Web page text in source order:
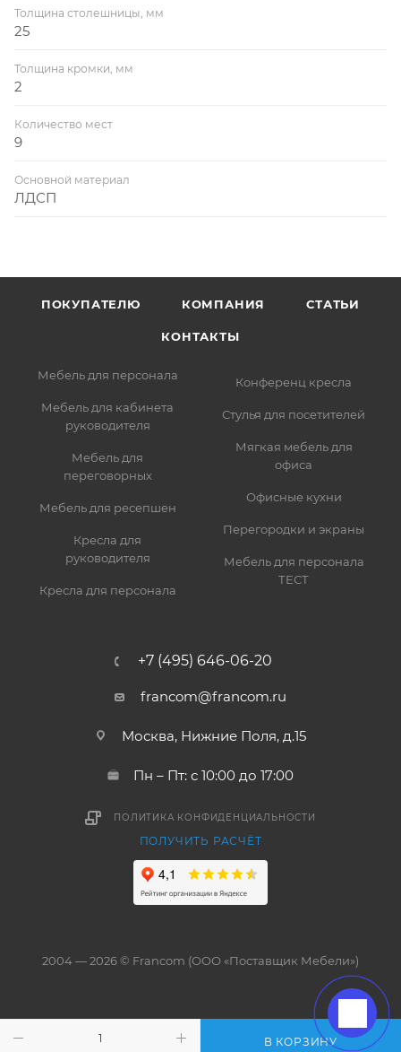
В КОРЗИНУ
Толщина столешницы, мм
25
Толщина кромки, мм
2
Количество мест
9
Основной материал
ЛДСП
ПОКУПАТЕЛЮ КОМПАНИЯ СТАТЬИ
КОНТАКТЫ
Мебель для персонала
Мебель для кабинета
руководителя
Мебель для
переговорных
Мебель для ресепшен
Кресла для
руководителя
Кресла для персонала
Конференц кресла
Стулья для посетителей
Мягкая мебель для
офиса
Офисные кухни
Перегородки и экраны
Мебель для персонала
ТЕСТ
+7 (495) 646-06-20
francom@francom.ru
Москва, Нижние Поля, д.15
Пн – Пт: с 10:00 до 17:00
ПОЛИТИКА КОНФИДЕНЦИАЛЬНОСТИ
ПОЛУЧИТЬ РАСЧЁТ
2004 — 2026 © Francom (ООО «Поставщик Мебели»)